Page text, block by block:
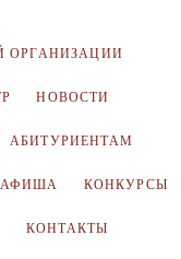
ОРГАНИЗАЦИИ
НОВОСТИ
АБИТУРИЕНТАМ
АФИША КОНКУРСЫ
КОНТАКТЫ